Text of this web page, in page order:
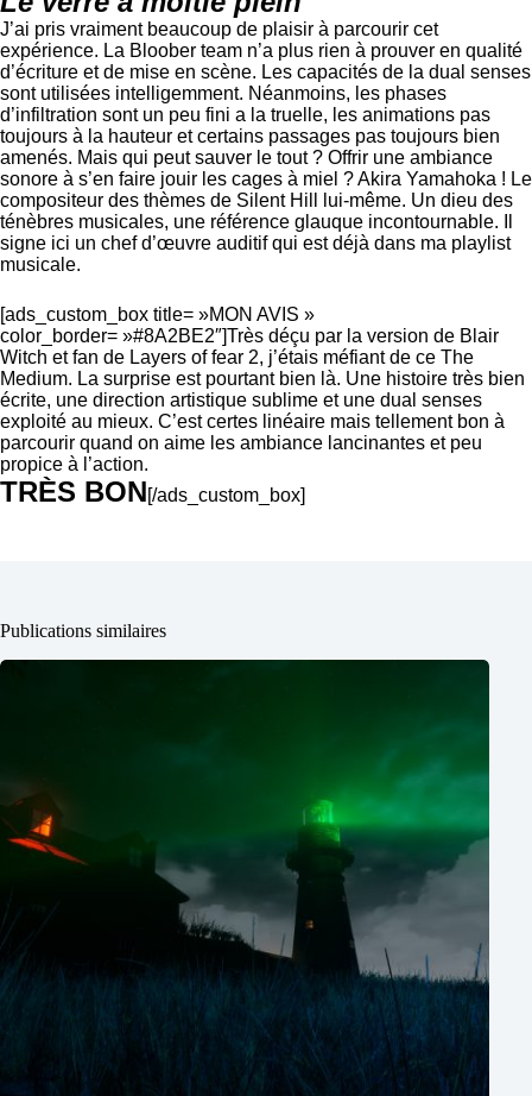
J’ai pris vraiment beaucoup de plaisir à parcourir cet
expérience. La Bloober team n’a plus rien à prouver en qualité
d’écriture et de mise en scène. Les capacités de la dual senses
sont utilisées intelligemment. Néanmoins, les phases
d’infiltration sont un peu fini a la truelle, les animations pas
toujours à la hauteur et certains passages pas toujours bien
amenés. Mais qui peut sauver le tout ? Offrir une ambiance
sonore à s’en faire jouir les cages à miel ? Akira Yamahoka ! Le
compositeur des thèmes de Silent Hill lui-même. Un dieu des
ténèbres musicales, une référence glauque incontournable. Il
signe ici un chef d’œuvre auditif qui est déjà dans ma playlist
musicale.
[ads_custom_box title= »MON AVIS »
color_border= »#8A2BE2″]Très déçu par la version de Blair
Witch et fan de Layers of fear 2, j’étais méfiant de ce The
Medium. La surprise est pourtant bien là. Une histoire très bien
écrite, une direction artistique sublime et une dual senses
exploité au mieux. C’est certes linéaire mais tellement bon à
parcourir quand on aime les ambiance lancinantes et peu
propice à l’action.
TRÈS BON[/ads_custom_box]
Publications similaires